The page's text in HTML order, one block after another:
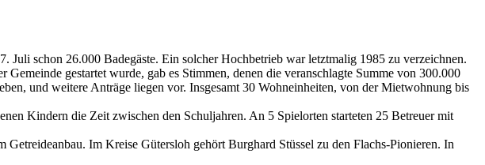
schon 26.000 Badegäste. Ein solcher Hochbetrieb war letztmalig 1985 zu verzeichnen.
gestartet wurde, gab es Stimmen, denen die veranschlagte Summe von 300.000
und weitere Anträge liegen vor. Insgesamt 30 Wohneinheiten, von der Mietwohnung bis
Kindern die Zeit zwischen den Schuljahren. An 5 Spielorten starteten 25 Betreuer mit
Im Kreise Gütersloh gehört Burghard Stüssel zu den Flachs-Pionieren. In